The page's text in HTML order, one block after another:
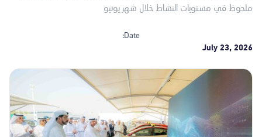
ملحوظ في مستويات النشاط خلال شهر يونيو
Date:
July 23, 2026